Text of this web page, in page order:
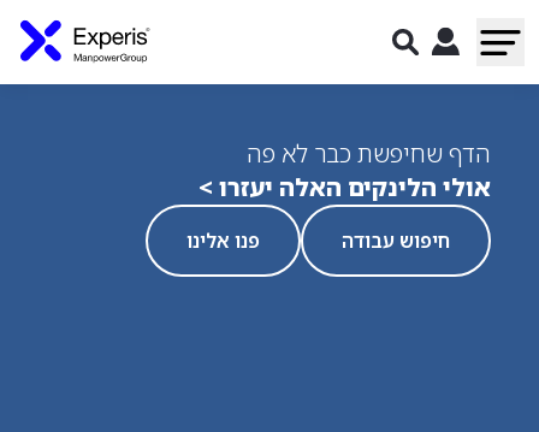
הדף שחיפשת כבר לא פה
אולי הלינקים האלה יעזרו >
חיפוש עבודה פנו אלינו